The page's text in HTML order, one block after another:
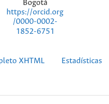
Bogotá
https://orcid.org
/0000-0002-
1852-6751
XHTML Estadísticas